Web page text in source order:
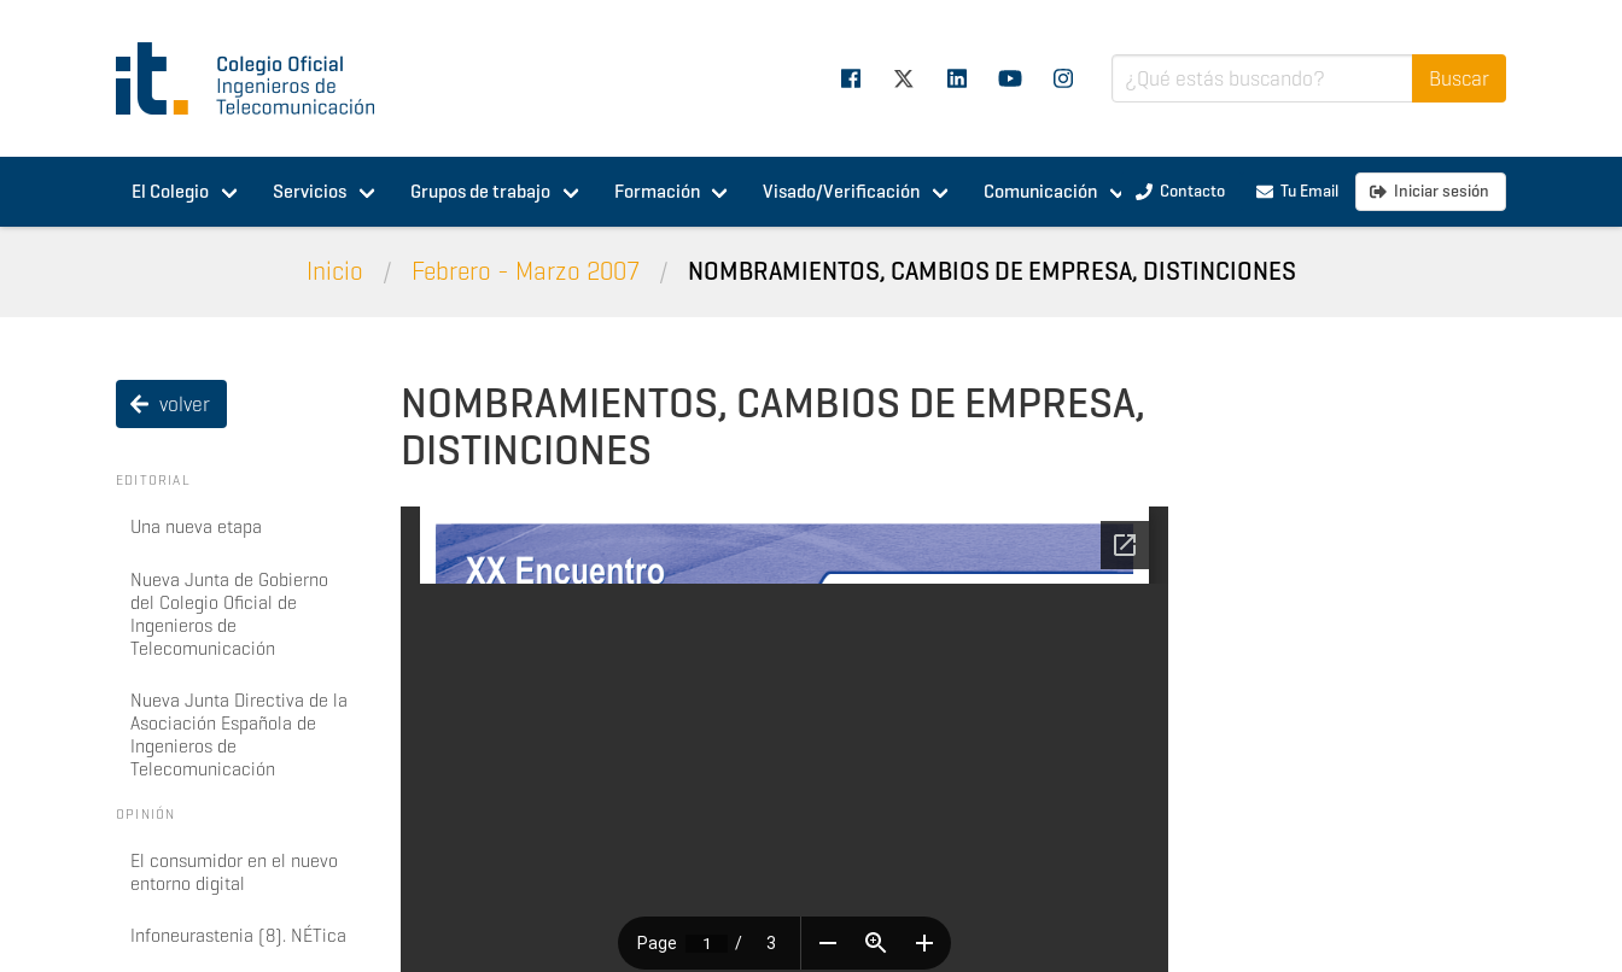
El Colegio Servicios Grupos de trabajo Formación Visado/Verificación Comunicación Contacto Tu Email Iniciar sesión
Inicio Febrero - Marzo 2007 NOMBRAMIENTOS, CAMBIOS DE EMPRESA, DISTINCIONES
volver
EDITORIAL
Una nueva etapa
Nueva Junta de Gobierno
del Colegio Oficial de
Ingenieros de
Telecomunicación
Nueva Junta Directiva de la
Asociación Española de
Ingenieros de
Telecomunicación
OPINIÓN
El consumidor en el nuevo
entorno digital
Infoneurastenia (8). NÉTica
NOMBRAMIENTOS, CAMBIOS DE EMPRESA,
DISTINCIONES